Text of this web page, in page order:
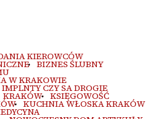
KIEROWCÓW
BIZNES ŚLUBNY
W KRAKOWIE
IMPLNTY CZY SA DROGIE
KRAKÓW KSIĘGOWOŚĆ
KUCHNIA WŁOSKA KRAKÓW